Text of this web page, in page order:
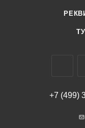
+7 (499)